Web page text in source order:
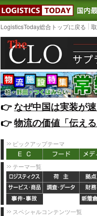
LogisticsToday総合トップに戻る
👉️なぜ中国は実装が
👉️物流の価値「伝え
ピックアップテーマ
テーマ一覧
スペシャルコンテンツ一覧